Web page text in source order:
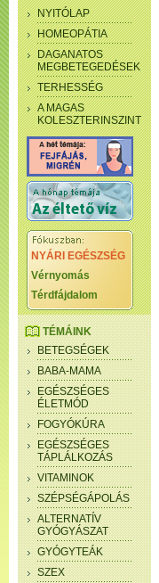
NYITÓLAP
HOMEOPÁTIA
DAGANATOS
MEGBETEGEDÉSEK
TERHESSÉG
A MAGAS
KOLESZTERINSZINT
NYÁRI EGÉSZSÉG
Vérnyomás
Térdfájdalom
TÉMÁINK
BETEGSÉGEK
BABA-MAMA
EGÉSZSÉGES
ÉLETMÓD
FOGYÓKÚRA
EGÉSZSÉGES
TÁPLÁLKOZÁS
VITAMINOK
SZÉPSÉGÁPOLÁS
ALTERNATÍV
GYÓGYÁSZAT
GYÓGYTEÁK
SZEX